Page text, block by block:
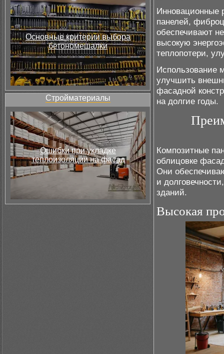
Основные критерии выбора
бетономешалки
Стройматериалы
Ошибки при укладке
теплоизоляции на фасад
Инновационные
панелей,
обеспечивают
высокую
теплопотери,
Использование
улучшить
фасадной
на долгие годы.
Композитные
облицовке
Они
и
зданий.
Высокая